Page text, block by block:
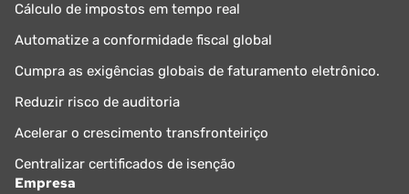
Cálculo de impostos em tempo real
Automatize a conformidade fiscal global
Cumpra as exigências globais de faturamento eletrônico.
Reduzir risco de auditoria
Acelerar o crescimento transfronteiriço
Centralizar certificados de isenção
Empresa